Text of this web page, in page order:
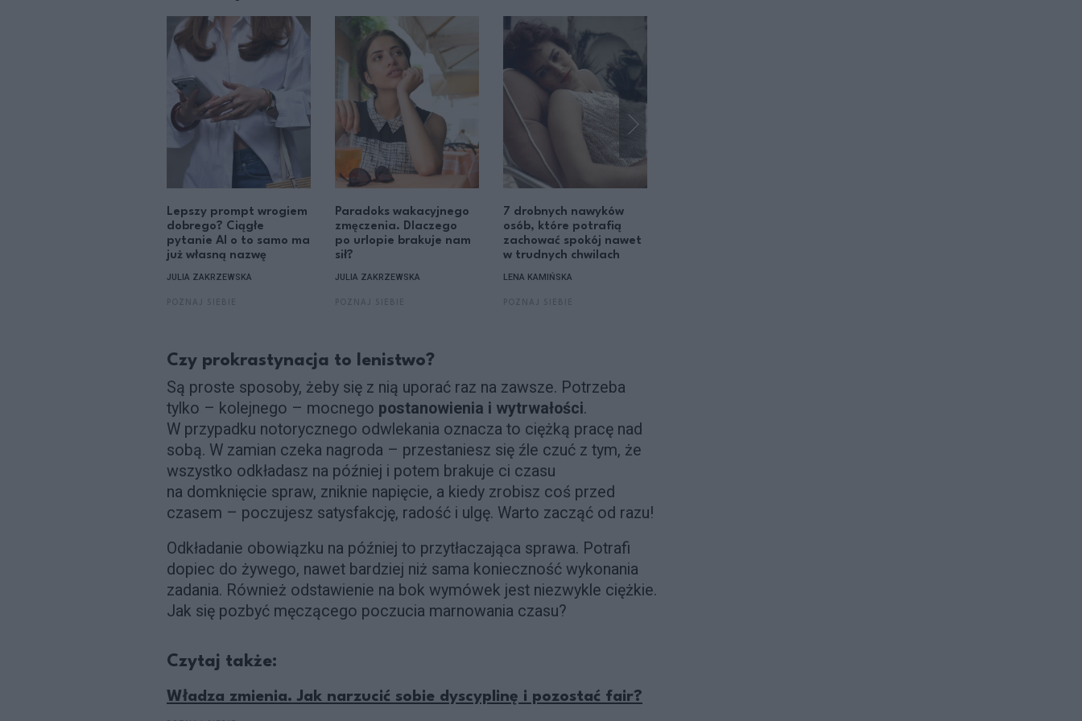
Lepszy prompt wrogiem
dobrego? Ciągłe
pytanie AI o to samo ma
już własną nazwę
JULIA ZAKRZEWSKA
Paradoks wakacyjnego
zmęczenia. Dlaczego
po urlopie brakuje nam
sił?
JULIA ZAKRZEWSKA
7 drobnych nawyków
osób, które potrafią
zachować spokój nawet
w trudnych chwilach
LENA KAMIŃSKA
Czy prokrastynacja to lenistwo?
Są proste sposoby, żeby się z nią uporać raz na zawsze. Potrzeba
tylko – kolejnego – mocnego postanowienia i wytrwałości.
W przypadku notorycznego odwlekania oznacza to ciężką pracę nad
sobą. W zamian czeka nagroda – przestaniesz się źle czuć z tym, że
wszystko odkładasz na później i potem brakuje ci czasu
na domknięcie spraw, zniknie napięcie, a kiedy zrobisz coś przed
czasem – poczujesz satysfakcję, radość i ulgę. Warto zacząć od razu!
Odkładanie obowiązku na później to przytłaczająca sprawa. Potrafi
dopiec do żywego, nawet bardziej niż sama konieczność wykonania
zadania. Również odstawienie na bok wymówek jest niezwykle ciężkie.
Jak się pozbyć męczącego poczucia marnowania czasu?
Czytaj także:
Władza zmienia. Jak narzucić sobie dyscyplinę i pozostać fair?